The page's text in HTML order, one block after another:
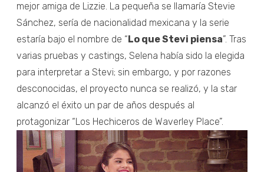
mejor amiga de Lizzie. La pequeña se llamaría Stevie
Sánchez, sería de nacionalidad mexicana y la serie
estaría bajo el nombre de “ Lo que Stevi piensa”. Tras
varias pruebas y castings, Selena había sido la elegida
para interpretar a Stevi; sin embargo, y por razones
desconocidas, el proyecto nunca se realizó, y la star
alcanzó el éxito un par de años después al
protagonizar “Los Hechiceros de Waverley Place”.